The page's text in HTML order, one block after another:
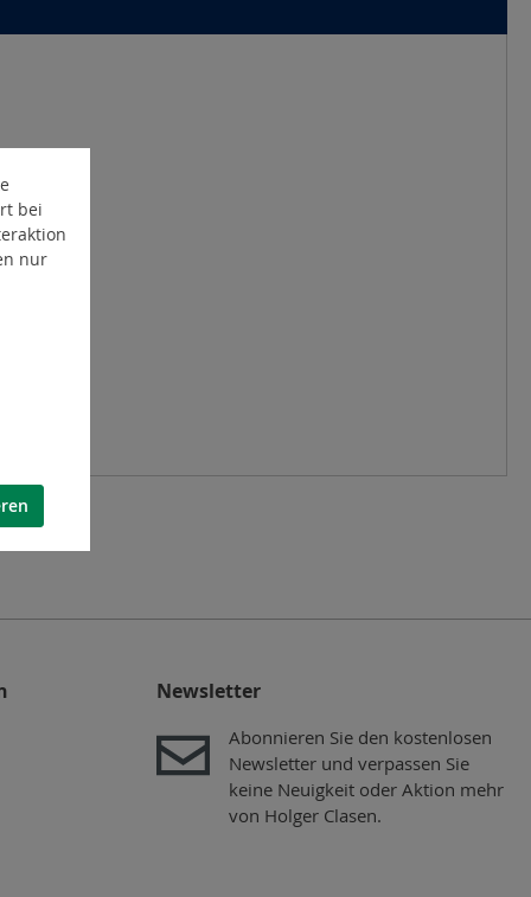
Newsletter
Abonnieren Sie den kostenlosen
Newsletter und verpassen Sie
keine Neuigkeit oder Aktion mehr
von Holger Clasen.
bei
nur